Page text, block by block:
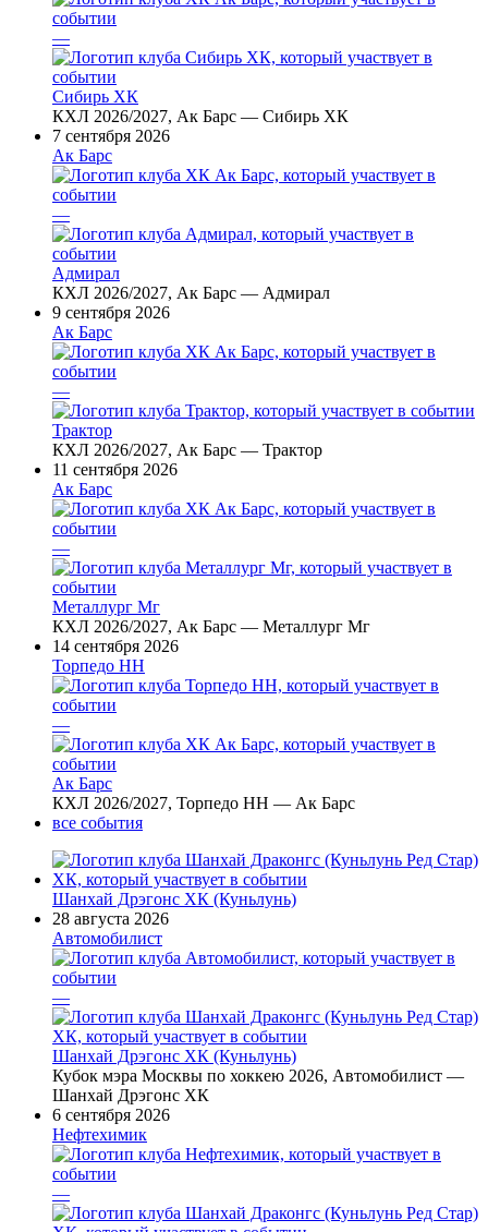
—
Сибирь ХК
КХЛ 2026/2027, Ак Барс — Сибирь ХК
7 сентября 2026
Ак Барс
—
Адмирал
КХЛ 2026/2027, Ак Барс — Адмирал
9 сентября 2026
Ак Барс
—
Трактор
КХЛ 2026/2027, Ак Барс — Трактор
11 сентября 2026
Ак Барс
—
Металлург Мг
КХЛ 2026/2027, Ак Барс — Металлург Мг
14 сентября 2026
Торпедо НН
—
Ак Барс
КХЛ 2026/2027, Торпедо НН — Ак Барс
все события
Шанхай Дрэгонс ХК (Куньлунь)
28 августа 2026
Автомобилист
—
Шанхай Дрэгонс ХК (Куньлунь)
Кубок мэра Москвы по хоккею 2026, Автомобилист —
Шанхай Дрэгонс ХК
6 сентября 2026
Нефтехимик
—